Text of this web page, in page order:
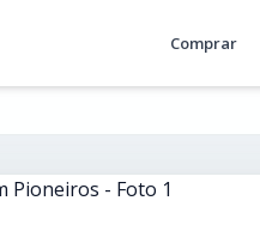
Comprar